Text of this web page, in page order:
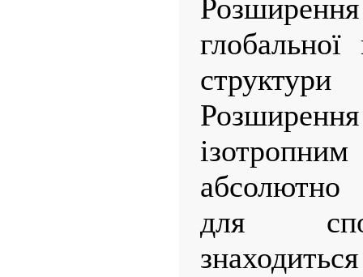
глобальної
для